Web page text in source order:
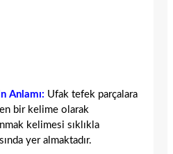
Anlamı: Ufak tefek parçalara
bir kelime olarak
kelimesi sıklıkla
yer almaktadır.